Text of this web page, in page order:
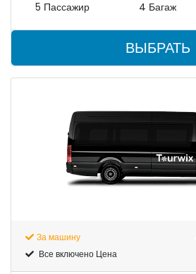
5 Пассажир 4 Багаж
ВЫБРАТЬ
За машину
Все включено Цена